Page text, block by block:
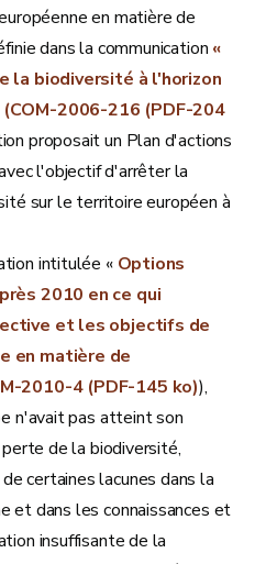
en matière de
dans la communication «
la biodiversité à l'horizon
2006-216 (PDF-204
proposait un Plan d'actions
l'objectif d'arrêter la
sur le territoire européen à
intitulée « Options
2010 en ce qui
et les objectifs de
en matière de
2010-4 (PDF-145 ko)),
n'avait pas atteint son
de la biodiversité,
certaines lacunes dans la
et dans les connaissances et
insuffisante de la